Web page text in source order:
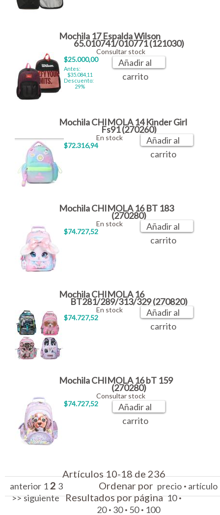
Mochila 17 Espalda Wilson
65.010741/010771 (121030)
$25.000,00
Antes:
$35.084,11
Descuento:
29%
Consultar stock
Añadir al
carrito
Mochila CHIMOLA 14 Kinder Girl
Fs91 (270260)
$72.316,94
En stock
Añadir al
carrito
Mochila CHIMOLA 16 BT 183
(270280)
$74.727,52
En stock
Añadir al
carrito
Mochila CHIMOLA 16
BT281/289/313/329 (270820)
$74.727,52
En stock
Añadir al
carrito
Mochila CHIMOLA 16 bT 159
(270280)
$74.727,52
Consultar stock
Añadir al
carrito
Artículos 10-18 de 236
anterior 12 3
>>siguiente
Ordenar por precio · artículo
Resultados por página10·
20 · 30 · 50 · 100